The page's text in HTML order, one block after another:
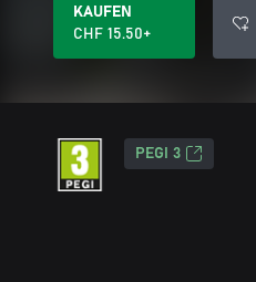
KAUFEN
CHF 15.50+
PEGI 3